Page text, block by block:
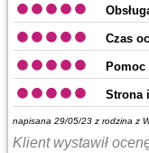
Czas
Pomoc
Strona
napisana 29/05/23 z rodzina z
Klient wystawił